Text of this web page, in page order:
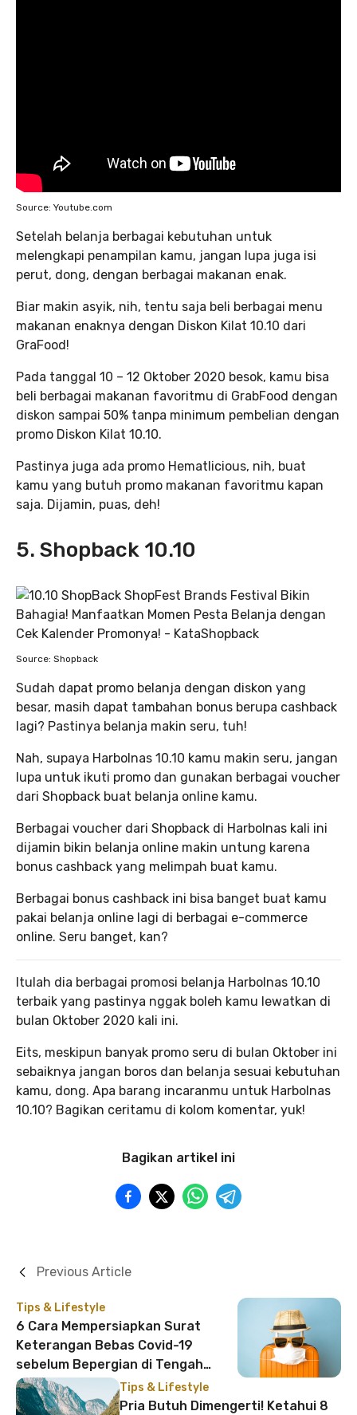
Source: Youtube.com
Setelah belanja berbagai kebutuhan untuk
melengkapi penampilan kamu, jangan lupa juga isi
perut, dong, dengan berbagai makanan enak.
Biar makin asyik, nih, tentu saja beli berbagai menu
makanan enaknya dengan Diskon Kilat 10.10 dari
GraFood!
Pada tanggal 10 – 12 Oktober 2020 besok, kamu bisa
beli berbagai makanan favoritmu di GrabFood dengan
diskon sampai 50% tanpa minimum pembelian dengan
promo Diskon Kilat 10.10.
Pastinya juga ada promo Hematlicious, nih, buat
kamu yang butuh promo makanan favoritmu kapan
saja. Dijamin, puas, deh!
5. Shopback 10.10
Source: Shopback
Sudah dapat promo belanja dengan diskon yang
besar, masih dapat tambahan bonus berupa cashback
lagi? Pastinya belanja makin seru, tuh!
Nah, supaya Harbolnas 10.10 kamu makin seru, jangan
lupa untuk ikuti promo dan gunakan berbagai voucher
dari Shopback buat belanja online kamu.
Berbagai voucher dari Shopback di Harbolnas kali ini
dijamin bikin belanja online makin untung karena
bonus cashback yang melimpah buat kamu.
Berbagai bonus cashback ini bisa banget buat kamu
pakai belanja online lagi di berbagai e-commerce
online. Seru banget, kan?
Itulah dia berbagai promosi belanja Harbolnas 10.10
terbaik yang pastinya nggak boleh kamu lewatkan di
bulan Oktober 2020 kali ini.
Eits, meskipun banyak promo seru di bulan Oktober ini
sebaiknya jangan boros dan belanja sesuai kebutuhan
kamu, dong. Apa barang incaranmu untuk Harbolnas
10.10? Bagikan ceritamu di kolom komentar, yuk!
Bagikan artikel ini
Tips & Lifestyle
6 Cara Mempersiapkan Surat
Keterangan Bebas Covid-19
sebelum Bepergian di Tengah
Pandemi
Previous Article
Tips & Lifestyle
Pria Butuh Dimengerti! Ketahui 8